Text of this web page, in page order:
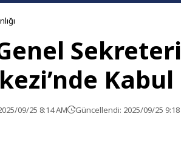
09/25 8:14 AM Güncellendi: 2025/09/25 9:18